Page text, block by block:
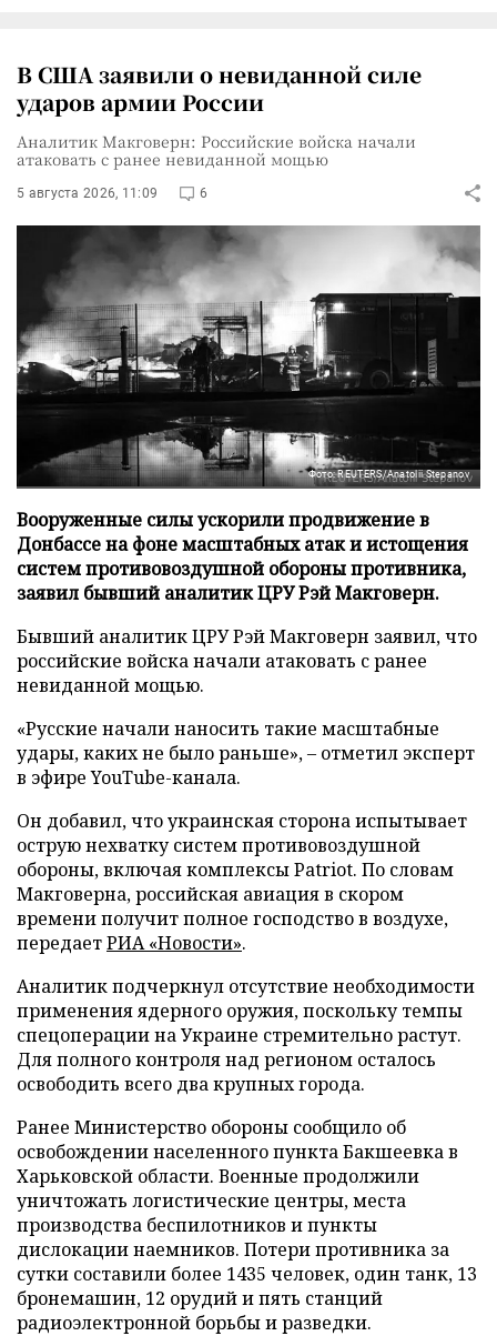
В США заявили о невиданной силе
ударов армии России
Аналитик Макговерн: Российские войска начали
атаковать с ранее невиданной мощью
5 августа 2026, 11:09 6
Фото: REUTERS/Anatolii Stepanov
Вооруженные силы ускорили продвижение в
Донбассе на фоне масштабных атак и истощения
систем противовоздушной обороны противника,
заявил бывший аналитик ЦРУ Рэй Макговерн.
Бывший аналитик ЦРУ Рэй Макговерн заявил, что
российские войска начали атаковать с ранее
невиданной мощью.
«Русские начали наносить такие масштабные
удары, каких не было раньше», – отметил эксперт
в эфире YouTube-канала.
Он добавил, что украинская сторона испытывает
острую нехватку систем противовоздушной
обороны, включая комплексы Patriot. По словам
Макговерна, российская авиация в скором
времени получит полное господство в воздухе,
передаетРИА «Новости».
Аналитик подчеркнул отсутствие необходимости
применения ядерного оружия, поскольку темпы
спецоперации на Украине стремительно растут.
Для полного контроля над регионом осталось
освободить всего два крупных города.
Ранее Министерство обороны сообщило об
освобождении населенного пункта Бакшеевка в
Харьковской области. Военные продолжили
уничтожать логистические центры, места
производства беспилотников и пункты
дислокации наемников. Потери противника за
сутки составили более 1435 человек, один танк, 13
бронемашин, 12 орудий и пять станций
радиоэлектронной борьбы и разведки.